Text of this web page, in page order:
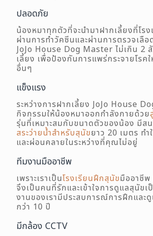
ปลอดภัย
น้องหมาทุกตัวที่จะนำมาฝากเลี้ยงที่โรง
ผ่านการทำวัคซีนและผ่านการตรวจเลือ
JoJo House Dog Master ไม่เกิน 2
เลี้ยง เพื่อป้องกันการแพร่กระจายโรค
อื่นๆ
แข็งแรง
ระหว่างการฝากเลี้ยง JoJo House
กิจกรรมให้น้องหมาออกกำลังกายด้วย
รุ่นที่เหมาะสมกับขนาดตัวของน้อง มีส
สระว่ายน้ำสำหรับสุนัขยาว 20 เมตร ท
และผ่อนคลายในระหว่างที่คุณไม่อยู่
ทีมงานมืออาชีพ
เพราะเราเป็นโรงเรียนฝึกสุนัขมืออาชีพ
จึงเป็นคนที่รักและเข้าใจการดูแลสุนัข
งานของเรามีประสบการณ์การฝึกและ
กว่า 10 ปี
มีกล้อง CCTV